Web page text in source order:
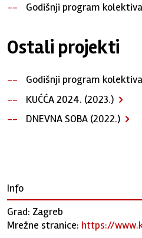
Godišnji program kolektiva
Ostali projekti
Godišnji program kolektiva
KUĆĆA 2024. (2023.)
DNEVNA SOBA (2022.)
Info
Grad: Zagreb
Mrežne stranice: https://